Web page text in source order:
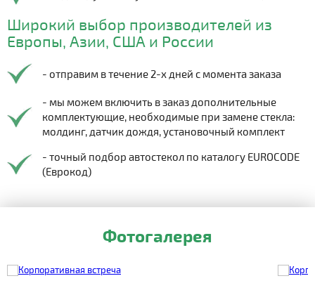
Широкий выбор производителей из
Европы, Азии, США и России
- отправим в течение 2-х дней с момента заказа
- мы можем включить в заказ дополнительные
комплектующие, необходимые при замене стекла:
молдинг, датчик дождя, установочный комплект
- точный подбор автостекол по каталогу EUROCODE
(Еврокод)
Фотогалерея